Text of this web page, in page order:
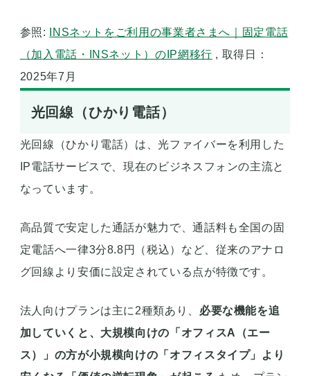
参照:
INSネットをご利用の事業者さまへ｜固定電話
（加入電話・INSネット）のIP網移行 , 取得日：
2025年7月
光回線（ひかり電話）
光回線（ひかり電話）は、光ファイバーを利用した
IP電話サービスで、現在のビジネスフォンの主流と
なっています。
高品質で安定した通話が魅力で、通話料も全国の固
定電話へ一律3分8.8円（税込）など、従来のアナロ
グ回線より安価に設定されている点が特徴です。
法人向けプランは主に2種類あり、 必要な機能を追
加していくと、大規模向けの「オフィスA（エー
ス）」の方が小規模向けの「オフィスタイプ」より